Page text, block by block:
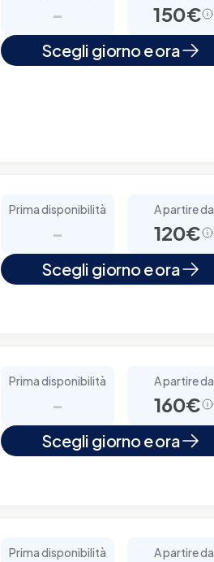
- 150€
Scegli giorno e ora
Prima disponibilità
-
A partire da
120€
Scegli giorno e ora
Prima disponibilità
-
A partire da
160€
Scegli giorno e ora
Prima disponibilità A partire da